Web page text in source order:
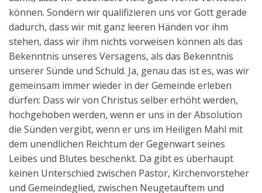
können. Sondern wir qualifizieren uns vor Gott gerade
dadurch, dass wir mit ganz leeren Händen vor ihm
stehen, dass wir ihm nichts vorweisen können als das
Bekenntnis unseres Versagens, als das Bekenntnis
unserer Sünde und Schuld. Ja, genau das ist es, was wir
gemeinsam immer wieder in der Gemeinde erleben
dürfen: Dass wir von Christus selber erhöht werden,
hochgehoben werden, wenn er uns in der Absolution
die Sünden vergibt, wenn er uns im Heiligen Mahl mit
dem unendlichen Reichtum der Gegenwart seines
Leibes und Blutes beschenkt. Da gibt es überhaupt
keinen Unterschied zwischen Pastor, Kirchenvorsteher
und Gemeindeglied, zwischen Neugetauftem und